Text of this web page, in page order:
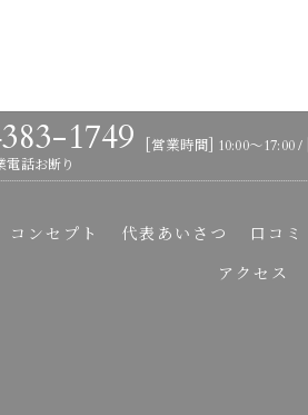
1749
話お断り
[営業時間] 10:00〜17:00
コンセプト 代表あいさつ
口コミ
アクセス